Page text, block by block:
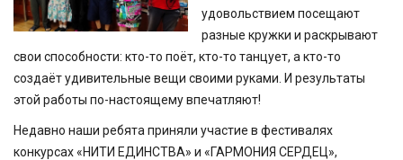
удовольствием посещают
разные кружки и раскрывают
свои способности: кто-то поёт, кто-то танцует, а кто-то
создаёт удивительные вещи своими руками. И результаты
этой работы по-настоящему впечатляют!
Недавно наши ребята приняли участие в фестивалях
конкурсах «НИТИ ЕДИНСТВА» и «ГАРМОНИЯ СЕРДЕЦ»,